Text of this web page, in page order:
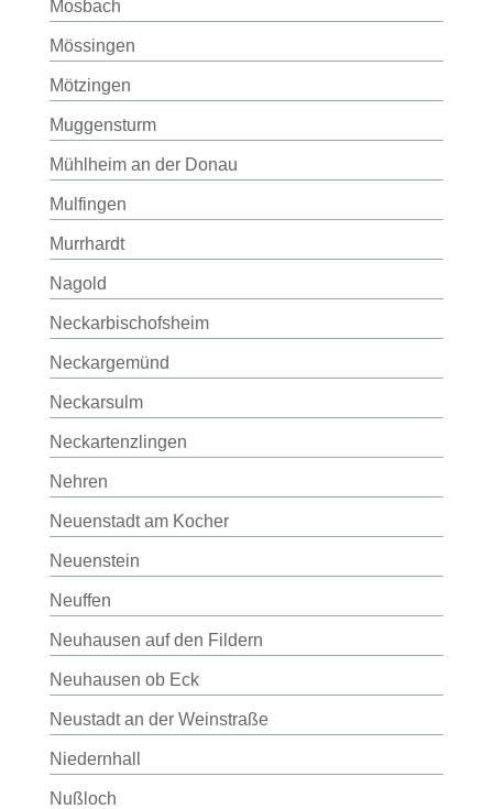
Mosbach
Mössingen
Mötzingen
Muggensturm
Mühlheim an der Donau
Mulfingen
Murrhardt
Nagold
Neckarbischofsheim
Neckargemünd
Neckarsulm
Neckartenzlingen
Nehren
Neuenstadt am Kocher
Neuenstein
Neuffen
Neuhausen auf den Fildern
Neuhausen ob Eck
Neustadt an der Weinstraße
Niedernhall
Nußloch